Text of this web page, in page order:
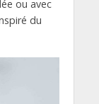
ou avec
du